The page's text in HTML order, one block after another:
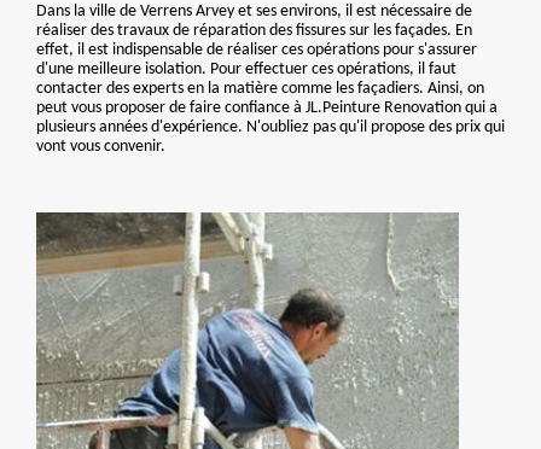
Dans la ville de Verrens Arvey et ses environs, il est nécessaire de
réaliser des travaux de réparation des fissures sur les façades. En
effet, il est indispensable de réaliser ces opérations pour s'assurer
d'une meilleure isolation. Pour effectuer ces opérations, il faut
contacter des experts en la matière comme les façadiers. Ainsi, on
peut vous proposer de faire confiance à JL.Peinture Renovation qui a
plusieurs années d'expérience. N'oubliez pas qu'il propose des prix qui
vont vous convenir.